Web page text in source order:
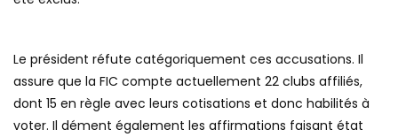
Le président réfute catégoriquement ces accusations. Il
assure que la FIC compte actuellement 22 clubs affiliés,
dont 15 en règle avec leurs cotisations et donc habilités à
voter. Il dément également les affirmations faisant état